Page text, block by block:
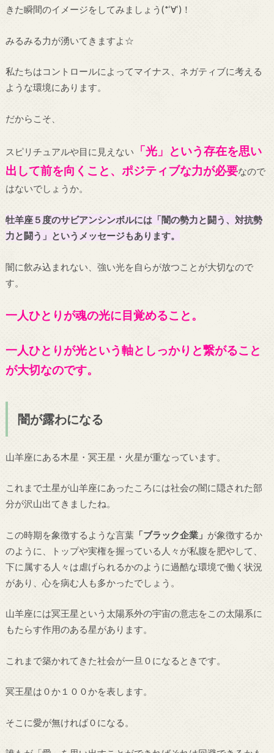
きた瞬間のイメージをしてみましょう(*‘∀‘)！
みるみる力が湧いてきますよ☆
私たちはコントロールによってマイナス、ネガティブに考える
ような環境にあります。
だからこそ、
スピリチュアルや目に見えない
「光」という存在を思い
出して前を向くこと、ポジティブな力が必要なので
はないでしょうか。
牡羊座５度のサビアンシンボルには「闇の勢力と闘う、対抗勢
力と闘う」というメッセージもあります。
闇に飲み込まれない、強い光を自らが放つことが大切なので
す。
一人ひとりが魂の光に目覚めること。
一人ひとりが光という軸としっかりと繋がること
が大切なのです。
闇が露わになる
山羊座にある木星・冥王星・火星が重なっています。
これまで土星が山羊座にあったころには社会の闇に隠された部
分が沢山出てきましたね。
この時期を象徴するような言葉「ブラック企業」 が象徴するか
のように、トップや実権を握っている人々が私腹を肥やして、
下に属する人々は虐げられるかのように過酷な環境で働く状況
があり、心を病む人も多かったでしょう。
山羊座には冥王星という太陽系外の宇宙の意志をこの太陽系に
もたらす作用のある星があります。
これまで築かれてきた社会が一旦０になるときです。
冥王星は０か１００かを表します。
そこに愛が無ければ０になる。